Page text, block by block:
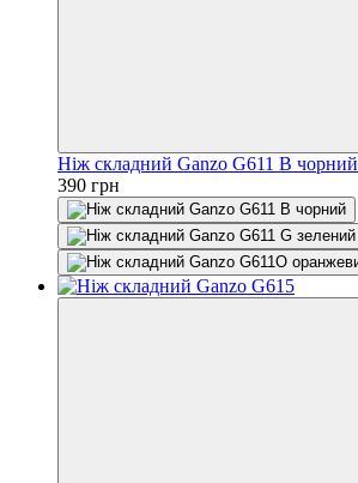
Ніж складний Ganzo G611 В чорний
390 грн